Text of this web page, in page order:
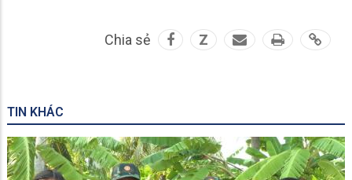
Chia sẻ Z
TIN KHÁC